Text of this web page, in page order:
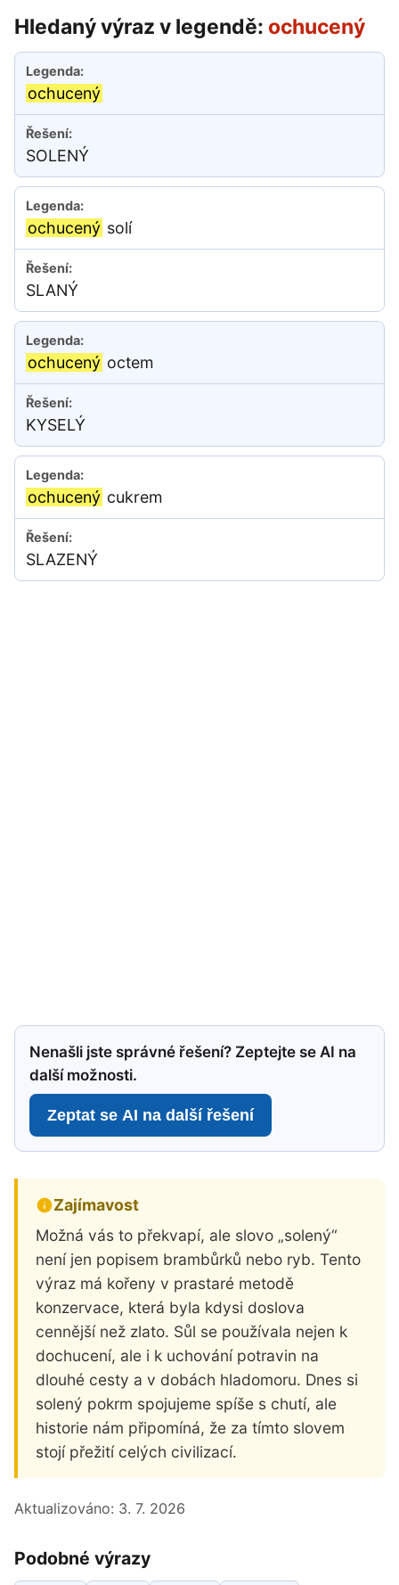
Hledaný výraz v legendě: ochucený
ochucený
SOLENÝ
ochucený solí
SLANÝ
ochucený octem
KYSELÝ
ochucený cukrem
SLAZENÝ
Nenašli jste správné řešení? Zeptejte se AI na
další možnosti.
Zeptat se AI na další řešení
Zajímavost
Možná vás to překvapí, ale slovo „solený“
není jen popisem brambůrků nebo ryb. Tento
výraz má kořeny v prastaré metodě
konzervace, která byla kdysi doslova
cennější než zlato. Sůl se používala nejen k
dochucení, ale i k uchování potravin na
dlouhé cesty a v dobách hladomoru. Dnes si
solený pokrm spojujeme spíše s chutí, ale
historie nám připomíná, že za tímto slovem
stojí přežití celých civilizací.
Aktualizováno: 3. 7. 2026
Podobné výrazy